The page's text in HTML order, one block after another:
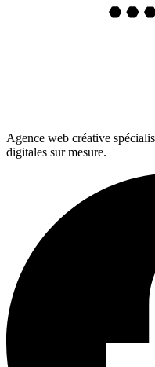
Agence web créative
digitales sur mesure.